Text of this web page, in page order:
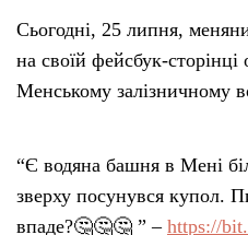
Сьогодні, 25 липня,
на своїй фейсбук-
Менському залізничному
“Є водяна башня в Мені
зверху посунувся купол.
впаде?🤔🤔🤔 ” – https://